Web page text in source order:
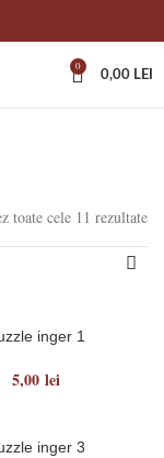
0
0,00 LEI
toate cele 11 rezultate
inger 1
5,00 lei
inger 3